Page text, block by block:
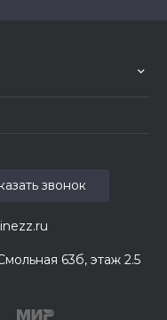
63б, этаж 2.5
звонок